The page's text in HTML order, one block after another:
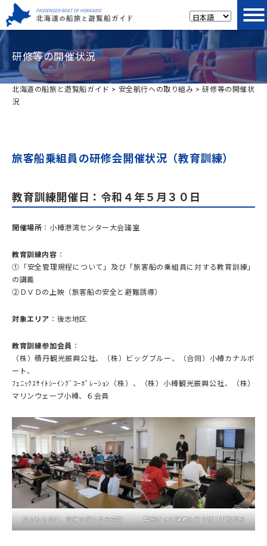
研修等の開催状況
北海道の船旅と遊覧船ガイド > 安全航行への取り組み >研修等の開催状
況
旅客船乗組員の研修会開催状況（教育訓練）
教育訓練開催日 ：令和４年５月３０日
開催場所 ：小樽港湾センター大会議室
教育訓練内容 ：
①「安全管理規程について」及び「旅客船の乗組員に対する教育訓練」
の講義
②ＤＶＤの上映（旅客船の安全と避難誘導）
対象エリア ：後志地区
教育訓練参加会員 ：
（株）積丹観光振興公社、（株）ビッグブルー、（合同）小樽カナルボ
ート、
ﾌｪﾆｯｸｽｻｲﾄｼｰｲﾝｸﾞｺｰﾎﾟﾚｰｼｮﾝ（株）、（株）小樽観光振興公社、（株）
マリンウェーブ小樽、６会員
取材もある中、訓練を受ける会員等 緊張ぎみに講義を行う坂口事務局長